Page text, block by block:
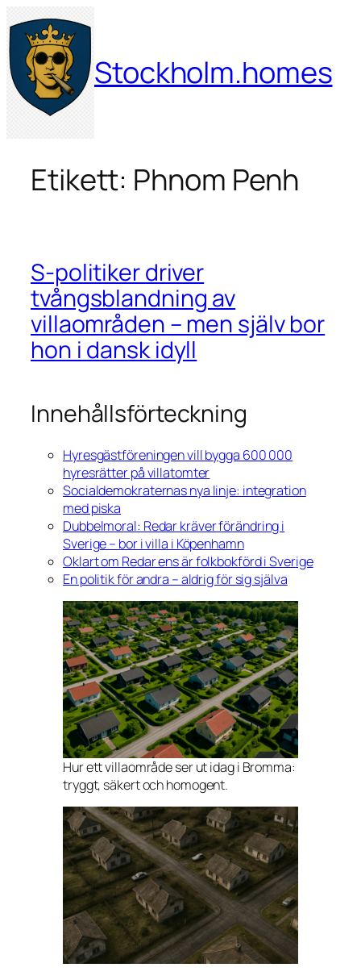
Hoppa
till
innehåll
Stockholm.homes
Etikett: Phnom Penh
S-politiker driver
tvångsblandning av
villaområden – men själv bor
hon i dansk idyll
Innehållsförteckning
Hyresgästföreningen vill bygga 600 000
hyresrätter på villatomter
Socialdemokraternas nya linje: integration
med piska
Dubbelmoral: Redar kräver förändring i
Sverige – bor i villa i Köpenhamn
Oklart om Redar ens är folkbokförd i Sverige
En politik för andra – aldrig för sig själva
Hur ett villaområde ser ut idag i Bromma:
tryggt, säkert och homogent.